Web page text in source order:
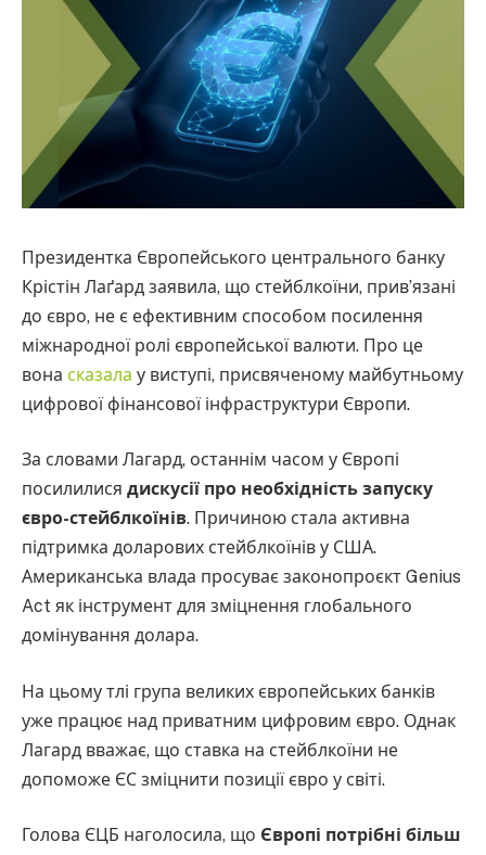
Президентка Європейського центрального банку
Крістін Лаґард заявила, що стейблкоїни, прив’язані
до євро, не є ефективним способом посилення
міжнародної ролі європейської валюти. Про це
вона сказала у виступі, присвяченому майбутньому
цифрової фінансової інфраструктури Європи.
За словами Лагард, останнім часом у Європі
посилилися дискусії про необхідність запуску
євро-стейблкоїнів. Причиною стала активна
підтримка доларових стейблкоїнів у США.
Американська влада просуває законопроєкт Genius
Act як інструмент для зміцнення глобального
домінування долара.
На цьому тлі група великих європейських банків
уже працює над приватним цифровим євро. Однак
Лагард вважає, що ставка на стейблкоїни не
допоможе ЄС зміцнити позиції євро у світі.
Голова ЄЦБ наголосила, що Європі потрібні більш